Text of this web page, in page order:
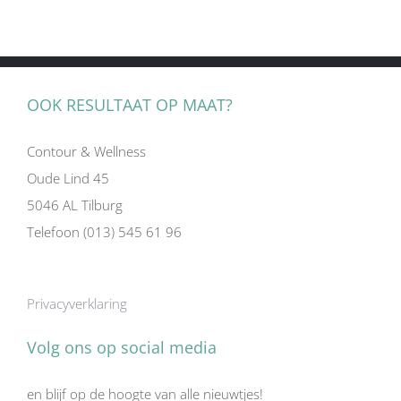
OOK RESULTAAT OP MAAT?
Contour & Wellness
Oude Lind 45
5046 AL Tilburg
Telefoon (013) 545 61 96
Privacyverklaring
Volg ons op social media
en blijf op de hoogte van alle nieuwtjes!